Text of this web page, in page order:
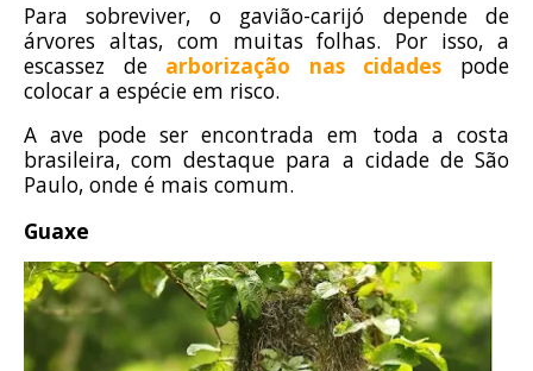
Para sobreviver, o gavião-carijó depende de
árvores altas, com muitas folhas. Por isso, a
escassez de arborização nas cidades pode
colocar a espécie em risco.
A ave pode ser encontrada em toda a costa
brasileira, com destaque para a cidade de São
Paulo, onde é mais comum.
Guaxe